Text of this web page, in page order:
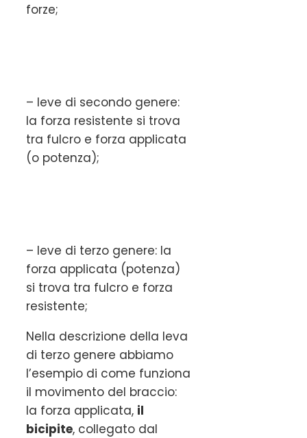
forze;
– leve di secondo genere:
la forza resistente si trova
tra fulcro e forza applicata
(o potenza);
– leve di terzo genere: la
forza applicata (potenza)
si trova tra fulcro e forza
resistente;
Nella descrizione della leva
di terzo genere abbiamo
l’esempio di come funziona
il movimento del braccio:
la forza applicata, il
bicipite, collegato dal